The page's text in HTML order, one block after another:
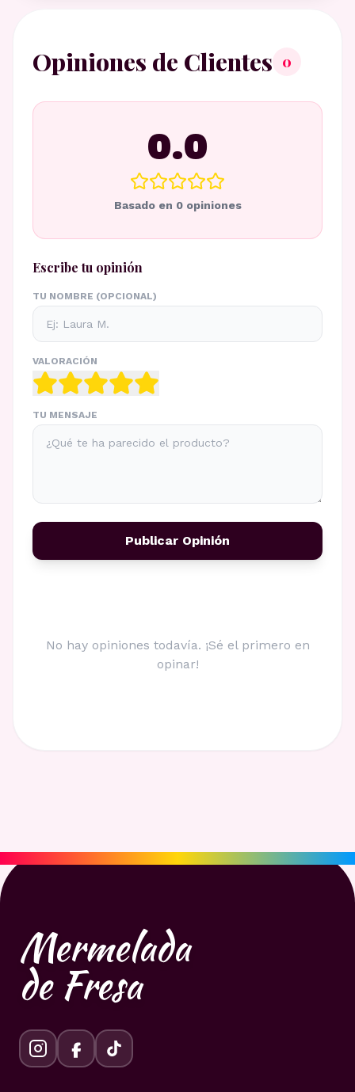
Opiniones de Clientes 0
0.0
Basado en 0opiniones
Escribe tu opinión
TU NOMBRE (OPCIONAL)
VALORACIÓN
TU MENSAJE
Publicar Opinión
No hay opiniones todavía. ¡Sé el primero en
opinar!
Mermelada
de Fresa